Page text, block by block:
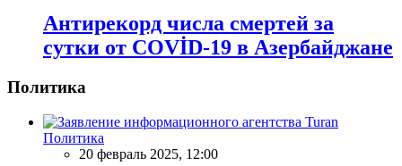
Антирекорд числа смертей за
сутки от COVİD-19 в Азербайджане
Политика
Политика
20 февраль 2025, 12:00